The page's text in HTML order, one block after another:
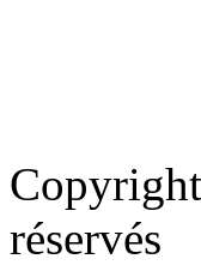
réservés